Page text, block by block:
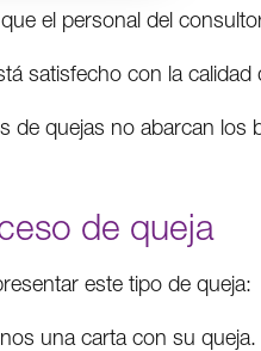
el personal del
satisfecho con la
de quejas no abarcan los
de queja
este tipo de queja:
una carta con su